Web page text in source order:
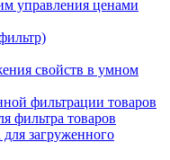
управления ценами
свойств в умном
фильтрации товаров
фильтра товаров
загруженного